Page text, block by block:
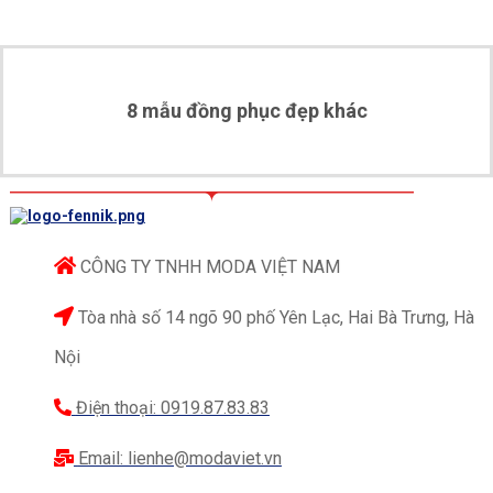
Thiết kế đơn giản của áo đồng phục polo nam Thế
kết hợp với nhiều outfit khác nhau, không lo bí ý
tưởng phối đồ. Nếu muốn phong cách lịch lãm, bạn
8 mẫu đồng phục đẹp khác
CÔNG TY TNHH MODA VIỆT NAM
Tòa nhà số 14 ngõ 90 phố Yên Lạc, Hai Bà Trưng, Hà
Nội
Điện thoại: 0919.87.83.83
Email: lienhe@modaviet.vn